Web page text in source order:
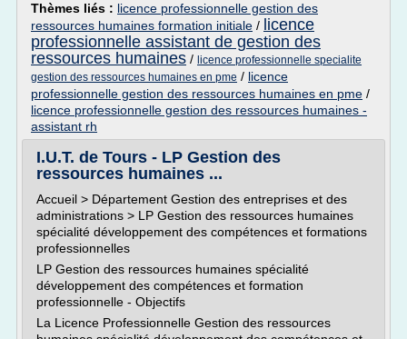
Thèmes liés : licence professionnelle gestion des
ressources humaines formation initiale / licence
professionnelle assistant de gestion des
ressources humaines / licence professionnelle specialite
gestion des ressources humaines en pme / licence
professionnelle gestion des ressources humaines en pme /
licence professionnelle gestion des ressources humaines -
assistant rh
I.U.T. de Tours - LP Gestion des
ressources humaines ...
Accueil > Département Gestion des entreprises et des
administrations > LP Gestion des ressources humaines
spécialité développement des compétences et formations
professionnelles
LP Gestion des ressources humaines spécialité
développement des compétences et formation
professionnelle - Objectifs
La Licence Professionnelle Gestion des ressources